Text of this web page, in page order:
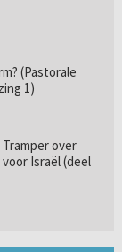
(Pastorale
1)
over
Israël (deel